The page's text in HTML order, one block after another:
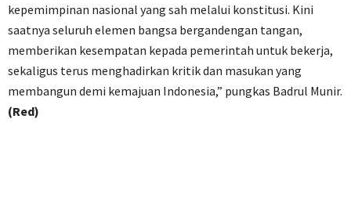
kepemimpinan nasional yang sah melalui konstitusi. Kini
saatnya seluruh elemen bangsa bergandengan tangan,
memberikan kesempatan kepada pemerintah untuk bekerja,
sekaligus terus menghadirkan kritik dan masukan yang
membangun demi kemajuan Indonesia,” pungkas Badrul Munir.
(Red)